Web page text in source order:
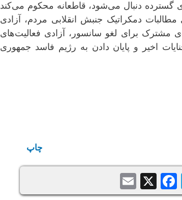
گستردە دنبال می‌شود، قاطعانە محکوم می‌کند
مطالبات دمکراتیک جنبش انقلابی مردم، آزادی
مشترک برای لغو سانسور، آزادی فعالیت‌های
اخیر و پایان دادن به رژیم فاسد جمهوری
چاپ
Telegram
Facebook
X